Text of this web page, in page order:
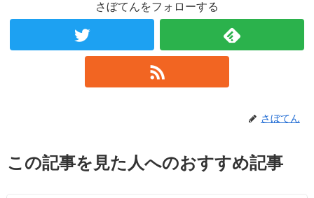
さぼてんをフォローする
さぼてん
この記事を見た人へのおすすめ記事